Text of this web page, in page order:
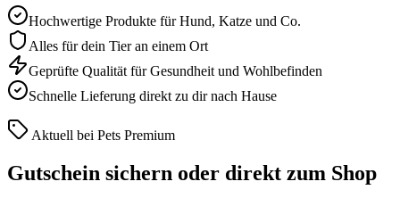
Hochwertige Produkte für Hund, Katze und Co.
Alles für dein Tier an einem Ort
Geprüfte Qualität für Gesundheit und Wohlbefinden
Schnelle Lieferung direkt zu dir nach Hause
Aktuell bei Pets Premium
Gutschein sichern oder direkt zum Shop